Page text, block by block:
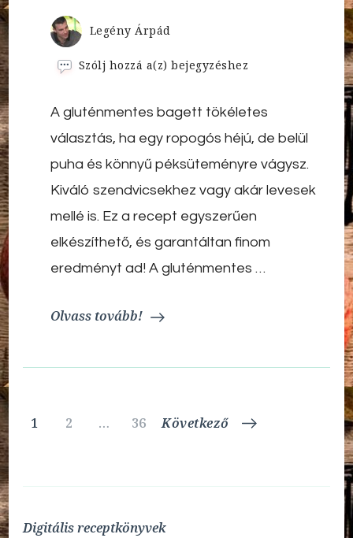
Legény Árpád
Szólj hozzá a(z)Gluténmentes
–
Ropogós
héjú,
puha
házi
péksütemény
bejegyzéshez
A gluténmentes bagett tökéletes
választás, ha egy ropogós héjú, de belül
puha és könnyű péksüteményre vágysz.
Kiváló szendvicsekhez vagy akár levesek
mellé is. Ez a recept egyszerűen
elkészíthető, és garantáltan finom
eredményt ad! A gluténmentes …
Olvass tovább!
Bejegyzések
Oldal
1 Oldal
2 … Oldal
36 Következő
Digitális receptkönyvek